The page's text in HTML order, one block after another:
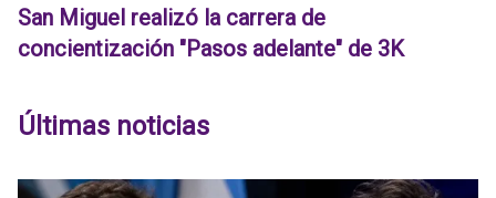
San Miguel realizó la carrera de
concientización "Pasos adelante" de 3K
Últimas noticias